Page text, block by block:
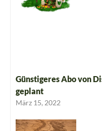
Günstigeres Abo von
geplant
März 15, 2022